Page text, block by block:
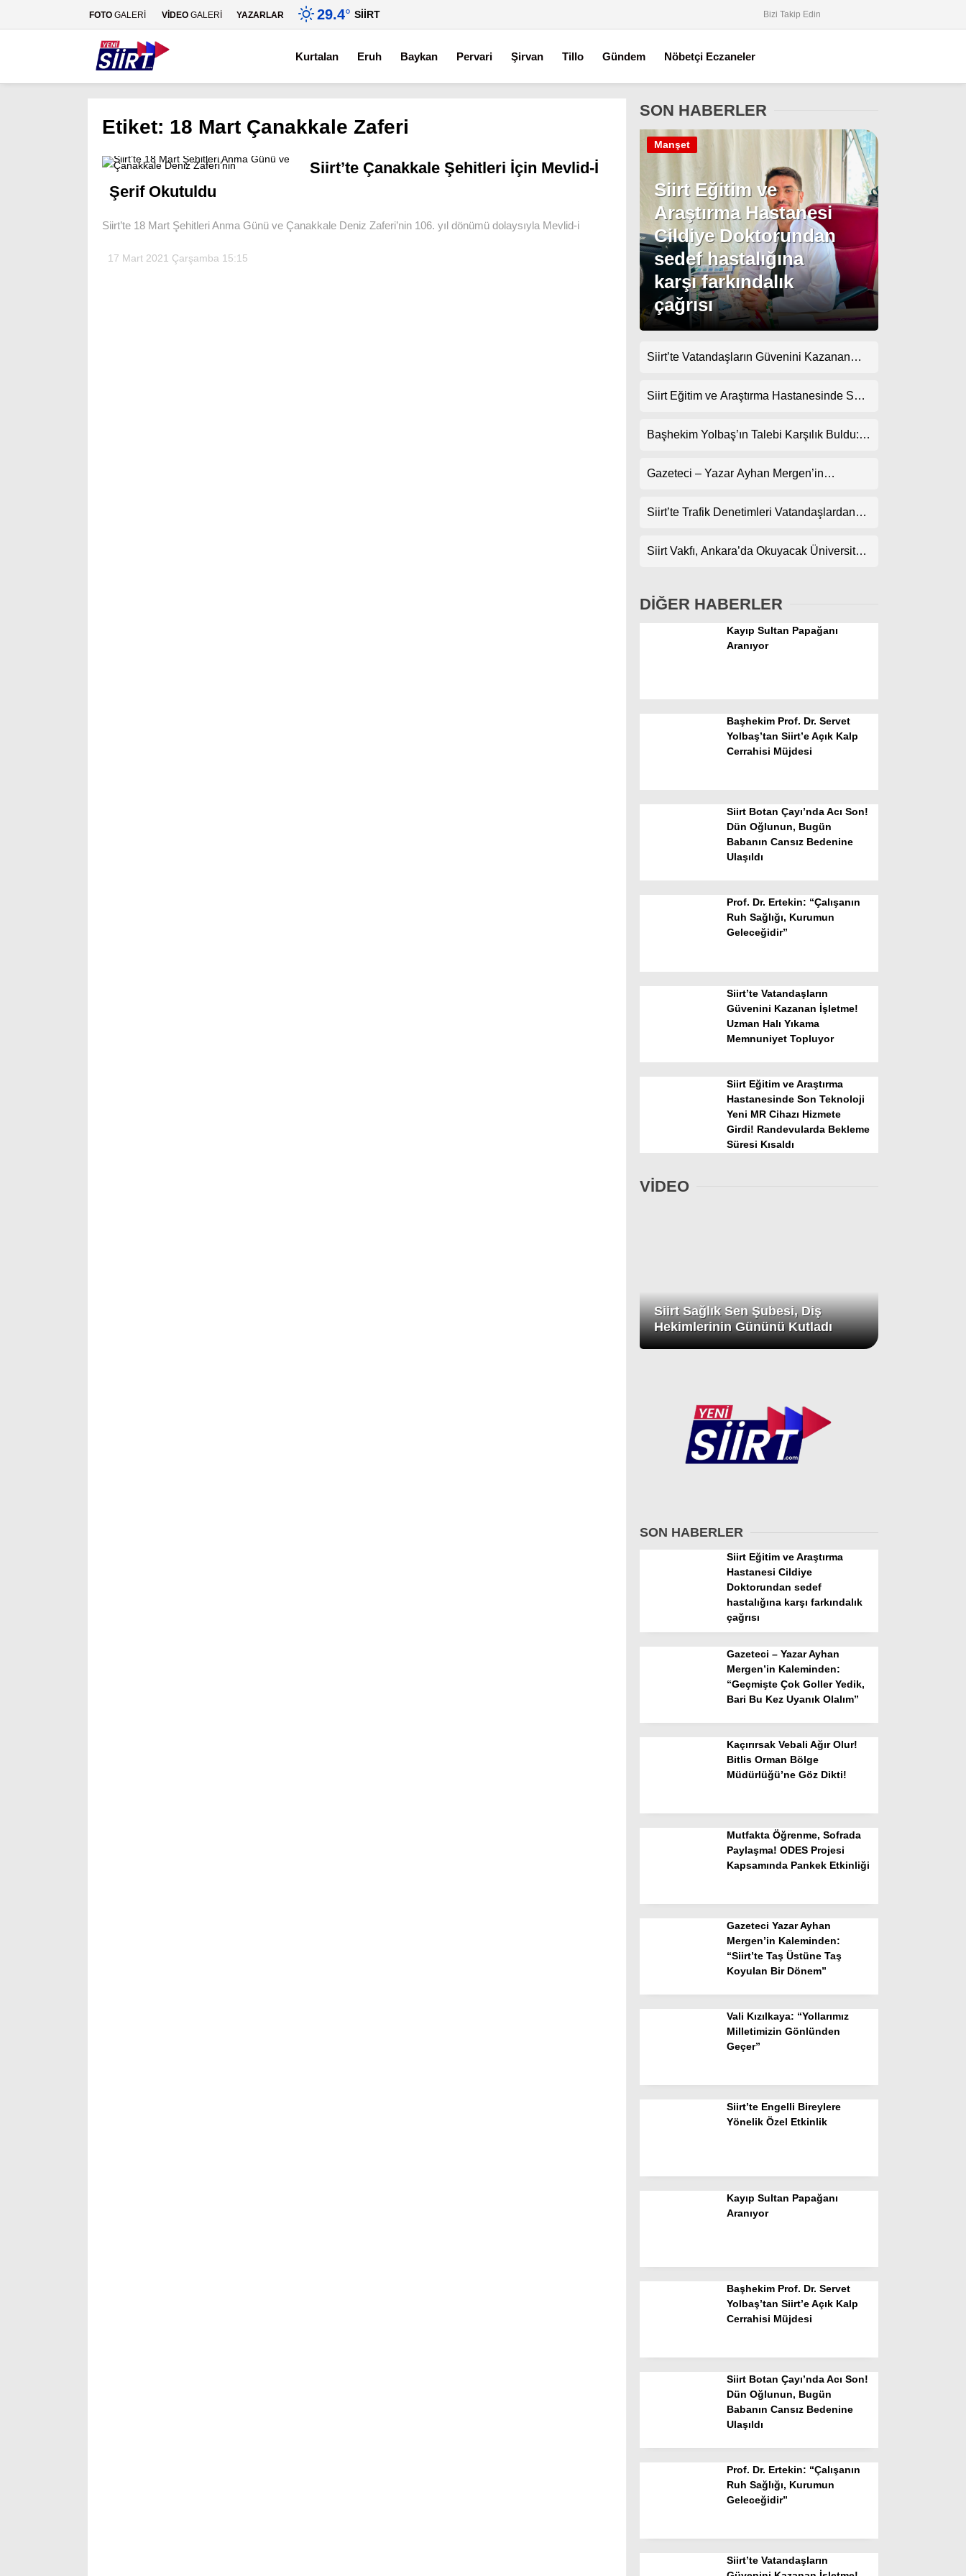
Gündem
Dünya
Spor
Facebook
FOTO GALERİ VİDEO GALERİ YAZARLAR 29.4° SIIRT Bizi Takip Edin
Kurtalan Eruh Baykan Pervari Şirvan Tillo Gündem Nöbetçi Eczaneler
Etiket: 18 Mart Çanakkale Zaferi
Siirt’te Çanakkale Şehitleri İçin Mevlid-İ
Şerif Okutuldu
Siirt’te 18 Mart Şehitleri Anma Günü ve Çanakkale Deniz Zaferi’nin 106. yıl dönümü dolaysıyla Mevlid-i
17 Mart 2021 Çarşamba 15:15
SON HABERLER
Siirt Eğitim ve
Araştırma Hastanesi
Cildiye Doktorundan
sedef hastalığına
karşı farkındalık
çağrısı
Manşet
Siirt’te Vatandaşların Güvenini Kazanan
Topluyor
Siirt Eğitim ve Araştırma Hastanesinde Son
Randevularda Bekleme Süresi Kısaldı
Başhekim Yolbaş’ın Talebi Karşılık Buldu:
Gazeteci – Yazar Ayhan Mergen’in
Kuralları”
Siirt’te Trafik Denetimleri Vatandaşlardan
Siirt Vakfı, Ankara’da Okuyacak Üniversite
DİĞER HABERLER
Kayıp Sultan Papağanı
Aranıyor
Başhekim Prof. Dr. Servet
Yolbaş’tan Siirt’e Açık Kalp
Cerrahisi Müjdesi
Siirt Botan Çayı’nda Acı Son!
Dün Oğlunun, Bugün
Babanın Cansız Bedenine
Ulaşıldı
Prof. Dr. Ertekin: “Çalışanın
Ruh Sağlığı, Kurumun
Geleceğidir”
Siirt’te Vatandaşların
Güvenini Kazanan İşletme!
Uzman Halı Yıkama
Memnuniyet Topluyor
Siirt Eğitim ve Araştırma
Hastanesinde Son Teknoloji
Yeni MR Cihazı Hizmete
Girdi! Randevularda Bekleme
Süresi Kısaldı
VİDEO
Siirt Sağlık Sen Şubesi, Diş
Hekimlerinin Gününü Kutladı
SON HABERLER
Siirt Eğitim ve Araştırma
Hastanesi Cildiye
Doktorundan sedef
hastalığına karşı farkındalık
çağrısı
Gazeteci – Yazar Ayhan
Mergen’in Kaleminden:
“Geçmişte Çok Goller Yedik,
Bari Bu Kez Uyanık Olalım”
Kaçırırsak Vebali Ağır Olur!
Bitlis Orman Bölge
Müdürlüğü’ne Göz Dikti!
Mutfakta Öğrenme, Sofrada
Paylaşma! ODES Projesi
Kapsamında Pankek Etkinliği
Gazeteci Yazar Ayhan
Mergen’in Kaleminden:
“Siirt’te Taş Üstüne Taş
Koyulan Bir Dönem”
Vali Kızılkaya: “Yollarımız
Milletimizin Gönlünden
Geçer”
Siirt’te Engelli Bireylere
Yönelik Özel Etkinlik
Kayıp Sultan Papağanı
Aranıyor
Başhekim Prof. Dr. Servet
Yolbaş’tan Siirt’e Açık Kalp
Cerrahisi Müjdesi
Siirt Botan Çayı’nda Acı Son!
Dün Oğlunun, Bugün
Babanın Cansız Bedenine
Ulaşıldı
Prof. Dr. Ertekin: “Çalışanın
Ruh Sağlığı, Kurumun
Geleceğidir”
Siirt’te Vatandaşların